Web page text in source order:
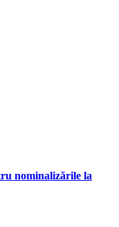
nominalizările la